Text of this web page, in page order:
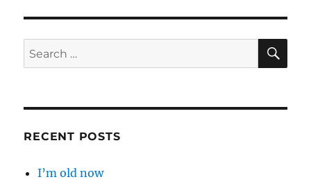
Search
for:
RECENT POSTS
I’m old now